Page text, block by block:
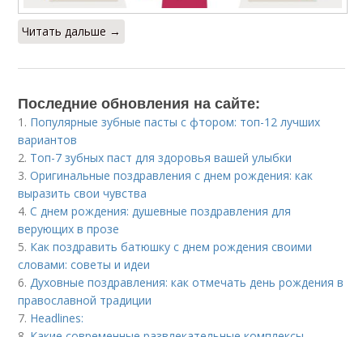
Читать дальше →
Последние обновления на сайте:
1. Популярные зубные пасты с фтором: топ-12 лучших
вариантов
2. Топ-7 зубных паст для здоровья вашей улыбки
3.Оригинальные поздравления с днем рождения: как
выразить свои чувства
4.С днем рождения: душевные поздравления для
верующих в прозе
5. Как поздравить батюшку с днем рождения своими
словами: советы и идеи
6.Духовные поздравления: как отмечать день рождения в
православной традиции
7. Headlines: